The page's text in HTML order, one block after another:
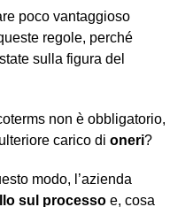
poco vantaggioso
regole, perché
sulla figura del
non è obbligatorio,
carico di oneri?
modo, l’azienda
sul processo e, cosa